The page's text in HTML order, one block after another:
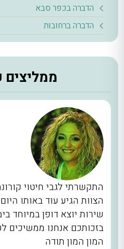
הדברה בכפר סבא
הדברה ברחובות
ממליצים
התקשרתי לגבי חיטוי
הצוות הגיע עוד באותו
שירות יוצא דופן במיוחד
בזכותכם אנחנו ממשיכים
המון המון תודה